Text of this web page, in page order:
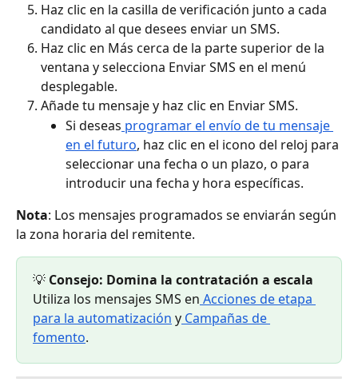
Haz clic en la casilla de verificación junto a cada
candidato al que desees enviar un SMS.
Haz clic en Más cerca de la parte superior de la
ventana y selecciona Enviar SMS en el menú
desplegable.
Añade tu mensaje y haz clic en Enviar SMS.
Si deseas programar el envío de tu mensaje
en el futuro, haz clic en el icono del reloj para
seleccionar una fecha o un plazo, o para
introducir una fecha y hora específicas.
Nota: Los mensajes programados se enviarán según
la zona horaria del remitente.
💡 Consejo: Domina la contratación a escala
Utiliza los mensajes SMS en Acciones de etapa
para la automatización y Campañas de
fomento.